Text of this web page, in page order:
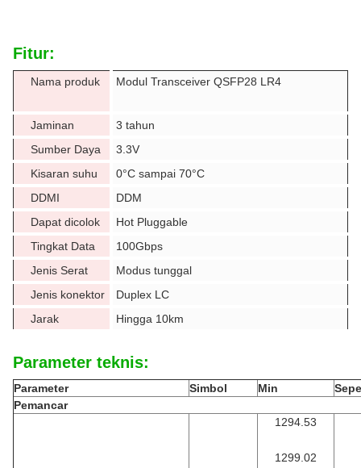
Fitur:
Nama produk Modul Transceiver QSFP28 LR4
Jaminan
3 tahun
Sumber Daya
3.3V
Kisaran suhu
0°C sampai 70°C
DDMI
DDM
Dapat dicolok
Hot Pluggable
Tingkat Data
100Gbps
Jenis Serat
Modus tunggal
Jenis konektor
Duplex LC
Jarak
Hingga 10km
Parameter teknis:
Parameter Simbol Min
Pemancar
1294.53
1299.02